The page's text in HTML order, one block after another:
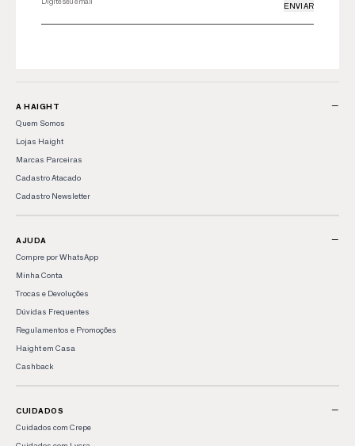
ENVIAR
A HAIGHT −
Quem Somos
Lojas Haight
Marcas Parceiras
Cadastro Atacado
Cadastro Newsletter
AJUDA −
Compre por WhatsApp
Minha Conta
Trocas e Devoluções
Dúvidas Frequentes
Regulamentos e Promoções
Haight em Casa
Cashback
CUIDADOS −
Cuidados com Crepe